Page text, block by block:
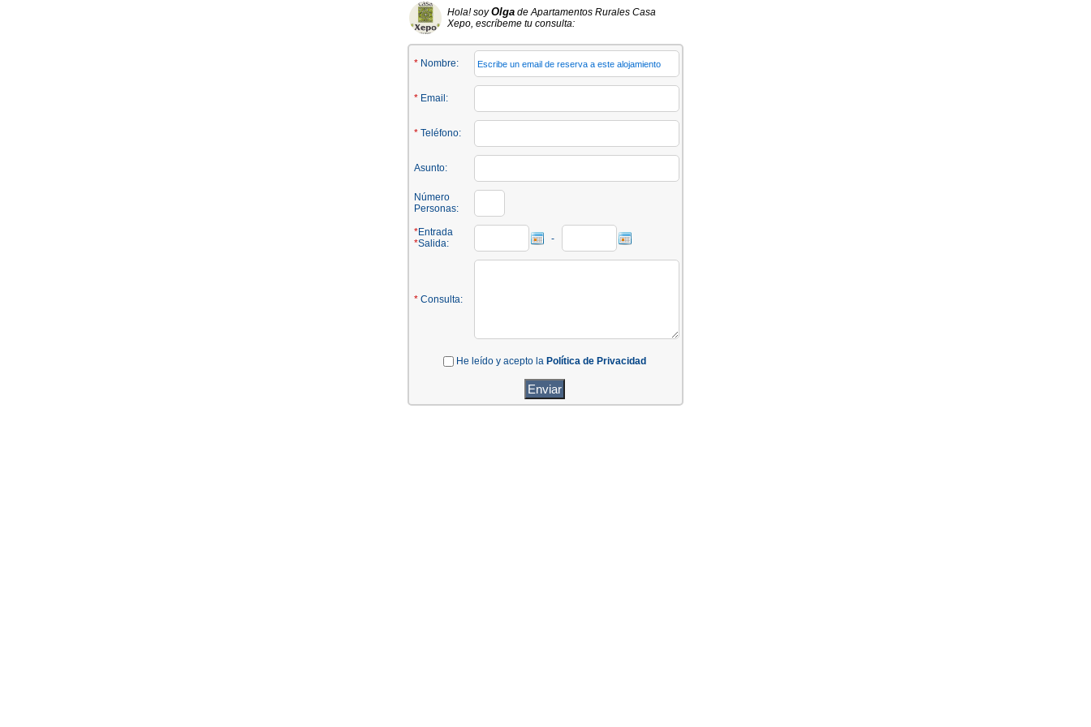
Hola! soyOlga de Apartamentos Rurales Casa
Xepo, escríbeme tu consulta:
* Nombre:
* Email:
* Teléfono:
Asunto:
Número
Personas:
*Entrada
*Salida: -
* Consulta:
He leído y acepto la Política de Privacidad